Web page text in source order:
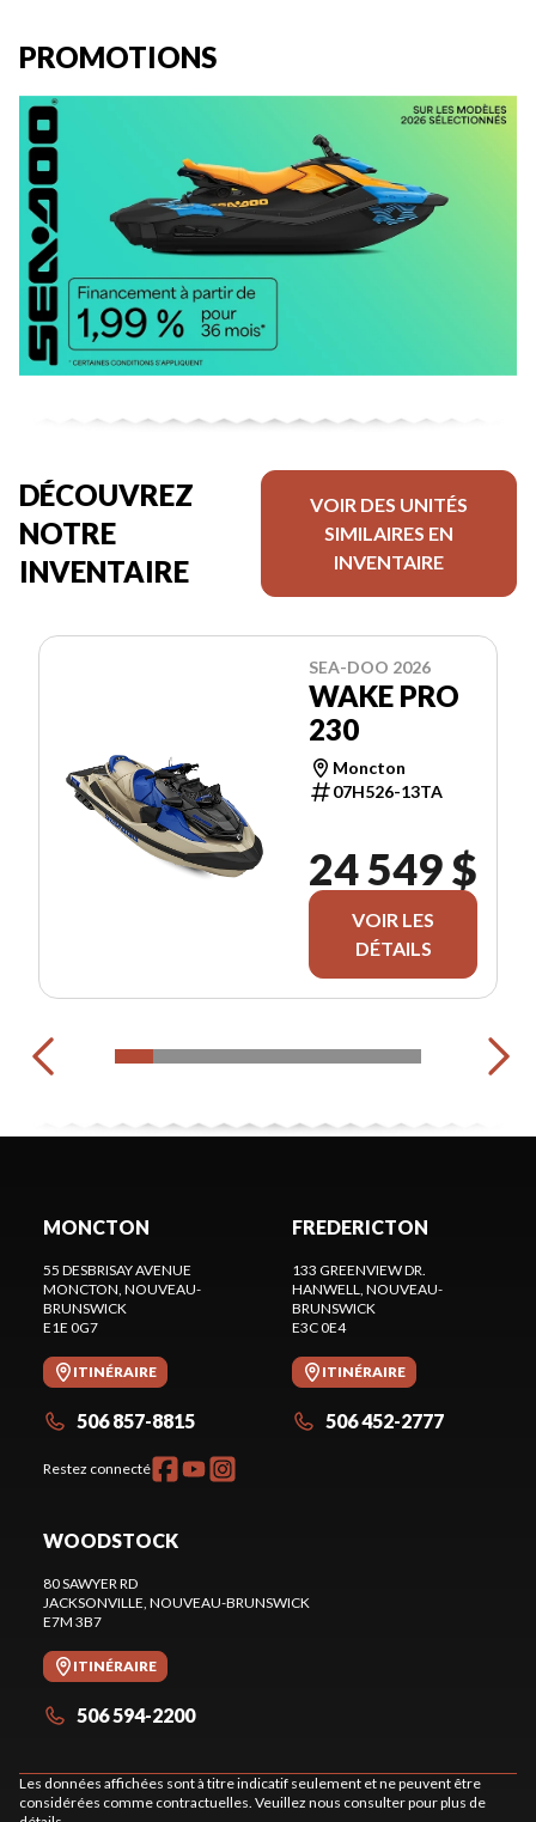
PROMOTIONS
DÉCOUVREZ
NOTRE
INVENTAIRE
VOIR DES UNITÉS
SIMILAIRES EN
INVENTAIRE
SEA-DOO 2026
WAKE PRO
230
Moncton
07H526-13TA
24 549 $
VOIR LES
DÉTAILS
MONCTON
55 DESBRISAY AVENUE
MONCTON , NOUVEAU-
BRUNSWICK
E1E 0G7
ITINÉRAIRE
506 857-8815
Restez connecté
FREDERICTON
133 GREENVIEW DR.
HANWELL , NOUVEAU-
BRUNSWICK
E3C 0E4
ITINÉRAIRE
506 452-2777
WOODSTOCK
80 SAWYER RD
JACKSONVILLE , NOUVEAU-BRUNSWICK
E7M 3B7
ITINÉRAIRE
506 594-2200
Les données affichées sont à titre indicatif seulement et ne peuvent être
considérées comme contractuelles. Veuillez nous consulter pour plus de